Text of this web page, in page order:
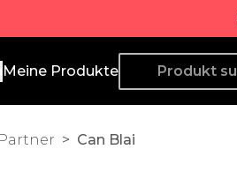
Meine Produkte
Partner > Can Blai